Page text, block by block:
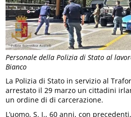
Personale della Polizia di Stato al
Bianco
La Polizia di Stato in servizio al
arrestato il 29 marzo un cittadini
un ordine di di carcerazione.
L’uomo, S. J., 60 anni, con